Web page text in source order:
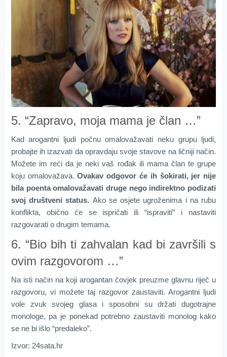
5. “Zapravo, moja mama je član …”
Kad arogantni ljudi počnu omalovažavati neku grupu ljudi,
probajte ih izazvati da opravdaju svoje stavove na ličniji način.
Možete im reći da je neki vaš rođak ili mama član te grupe
koju omalovažava.Ovakav odgovor će ih šokirati, jer nije
bila poenta omalovažavati druge nego indirektno podizati
svoj društveni status. Ako se osjete ugroženima i na rubu
konflikta, obično će se ispričati ili “ispraviti” i nastaviti
razgovarati o drugim temama.
6. “Bio bih ti zahvalan kad bi završili s
ovim razgovorom …”
Na isti način na koji arogantan čovjek preuzme glavnu riječ u
razgovoru, vi možete taj razgovor zaustaviti. Arogantni ljudi
vole zvuk svojeg glasa i sposobni su držati dugotrajne
monologe, pa je ponekad potrebno zaustaviti monolog kako
se ne bi išlo “predaleko”.
Izvor: 24sata.hr